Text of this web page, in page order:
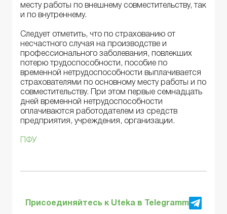
месту работы по внешнему совместительству, так
и по внутреннему.
Следует отметить, что по страхованию от
несчастного случая на производстве и
профессионального заболевания, повлекших
потерю трудоспособности, пособие по
временной нетрудоспособности выплачивается
страхователями по основному месту работы и по
совместительству. При этом первые семнадцать
дней временной нетрудоспособности
оплачиваются работодателем из средств
предприятия, учреждения, организации.
ПФУ
Присоединяйтесь к Uteka в Telegramm